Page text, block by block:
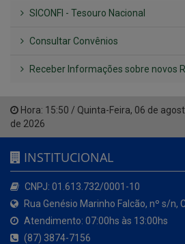
SICONFI - Tesouro Nacional
Consultar Convênios
Receber Informações sobre novos
Hora: 15:50 / Quinta-Feira, 06 de
de 2026
INSTITUCIONAL
CNPJ: 01.613.732/0001-10
Rua Genésio Marinho Falcão, nº s/n,
Atendimento: 07:00hs às 13:00hs
(87) 3874-7156